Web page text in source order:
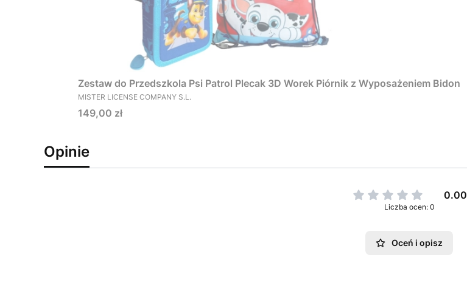
Zestaw do Przedszkola Psi Patrol Plecak 3D Worek Piórnik z Wyposażeniem Bidon
PRODUCENT
MISTER LICENSE COMPANY S.L.
Cena
149,00 zł
Opinie
0.00
Liczba ocen: 0
Oceń i opisz